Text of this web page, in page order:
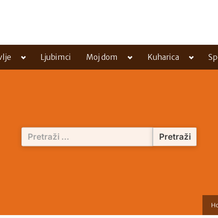
Toggle
menu
Ljubimci Moj dom
Toggle
menu
Kuharica
Toggle
menu
Pretraži: